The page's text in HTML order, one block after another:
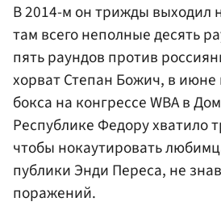
В 2014-м он трижды выходил
там всего неполные десять
пять раундов против
хорват Степан Божич, в июне
бокса на конгрессе WBA в
Республике Федору хватило
чтобы нокаутировать
публики Энди Переса, не
поражений.